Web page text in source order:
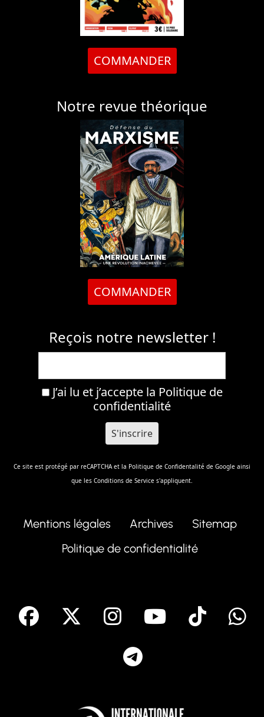
COMMANDER
Notre revue théorique
COMMANDER
Reçois notre newsletter !
J’ai lu et j’accepte la Politique de
confidentialité
Ce site est protégé par reCAPTCHA et la Politique de Confidentalité de Google ainsi
que les Conditions de Service s'appliquent.
Mentions légales Archives
Sitemap
Politique de confidentialité
facebook Instagram
Youtube
Tik